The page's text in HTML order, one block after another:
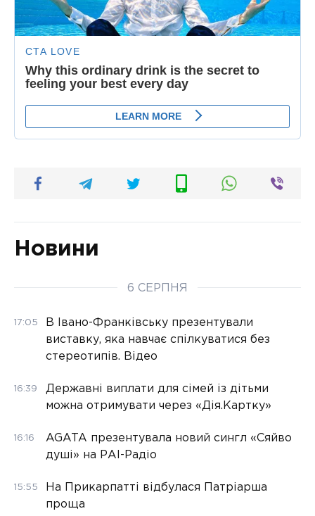
Новини
6 СЕРПНЯ
17:05
В Івано-Франківську презентували
виставку, яка навчає спілкуватися без
стереотипів. Відео
16:39
Державні виплати для сімей із дітьми
можна отримувати через «Дія.Картку»
16:16
AGATA презентувала новий сингл «Сяйво
душі» на РАІ-Радіо
15:55
На Прикарпатті відбулася Патріарша
проща